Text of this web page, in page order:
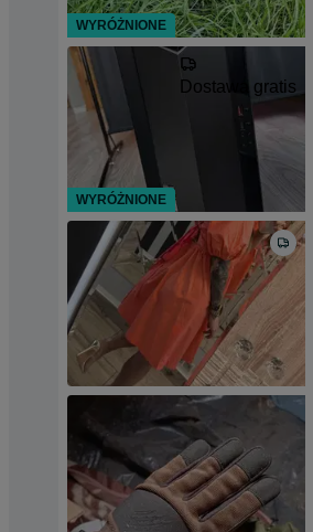
Dostawa gratis
WYRÓŻNIONE
WYRÓŻNIONE